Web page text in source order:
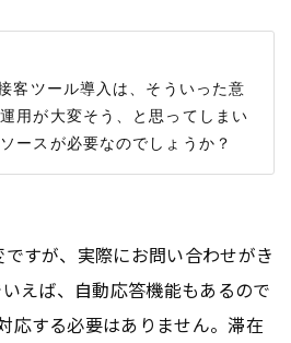
客ツール導入は、そういった意
用が大変そう、と思ってしまい
すが、実際にお問い合わせがき
えば、自動応答機能もあるので
応する必要はありません。滞在